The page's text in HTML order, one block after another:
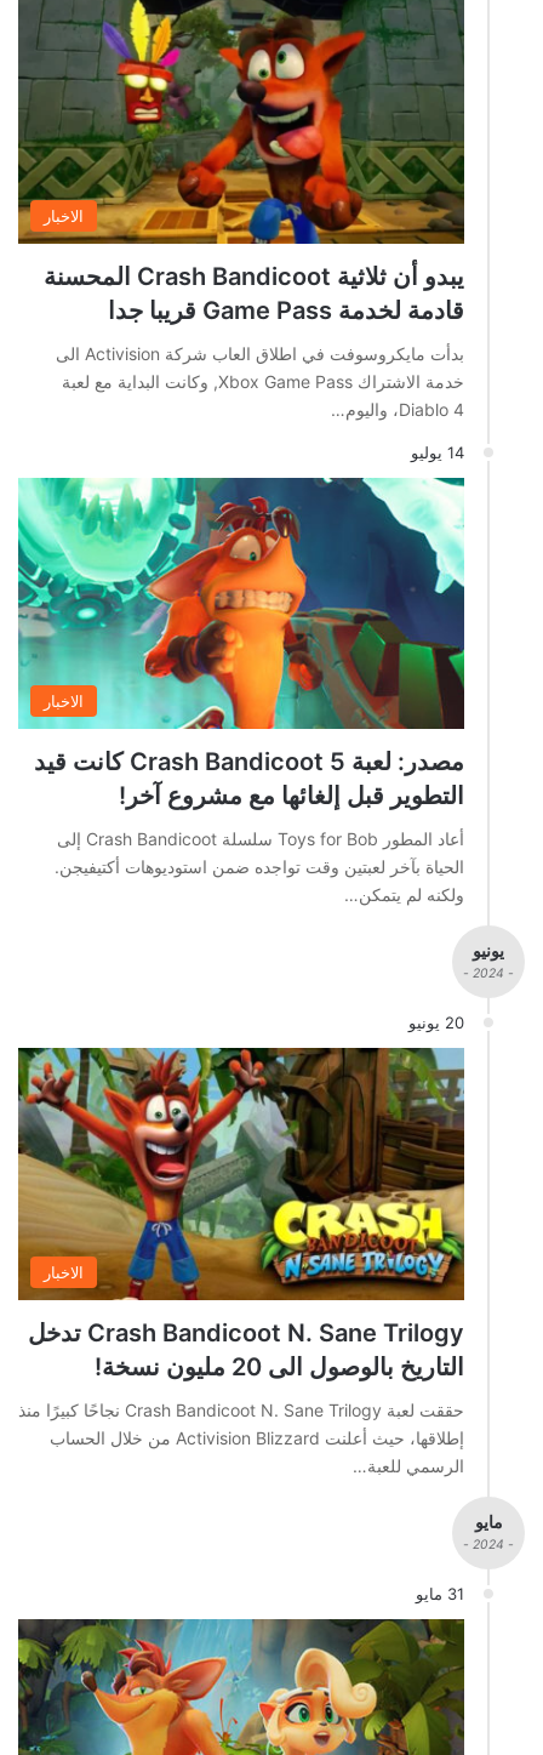
الاخبار
يبدو أن ثلاثية Crash Bandicoot المحسنة
قادمة لخدمة Game Pass قريبا جدا
بدأت مايكروسوفت في اطلاق العاب شركة Activision الى
خدمة الاشتراك Xbox Game Pass, وكانت البداية مع لعبة
Diablo 4، واليوم…
14 يوليو
الاخبار
مصدر: لعبة Crash Bandicoot 5 كانت قيد
التطوير قبل إلغائها مع مشروع آخر!
أعاد المطور Toys for Bob سلسلة Crash Bandicoot إلى
الحياة بآخر لعبتين وقت تواجده ضمن استوديوهات أكتيفيجن.
ولكنه لم يتمكن…
يونيو
- 2024 -
20 يونيو
الاخبار
Crash Bandicoot N. Sane Trilogy تدخل
التاريخ بالوصول الى 20 مليون نسخة!
حققت لعبة Crash Bandicoot N. Sane Trilogy نجاحًا كبيرًا منذ
إطلاقها، حيث أعلنت Activision Blizzard من خلال الحساب
الرسمي للعبة…
مايو
- 2024 -
31 مايو